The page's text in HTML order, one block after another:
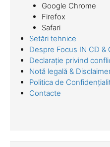
Google Chrome
Firefox
Safari
Setări tehnice
Despre Focus IN CD &
Declarație privind
Notă legală &
Politica de
Contacte